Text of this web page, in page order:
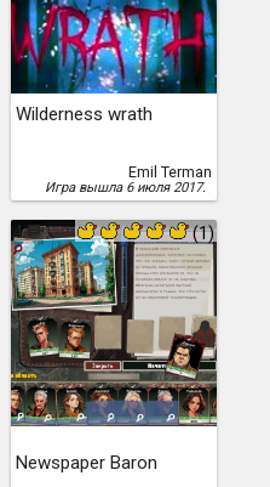
Wilderness wrath
Emil Terman
Игра вышла 6 июля 2017.
4 (1)
Newspaper Baron